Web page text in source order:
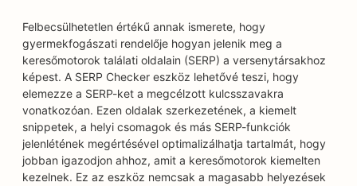
Felbecsülhetetlen értékű annak ismerete, hogy
gyermekfogászati rendelője hogyan jelenik meg a
keresőmotorok találati oldalain (SERP) a versenytársakhoz
képest. A SERP Checker eszköz lehetővé teszi, hogy
elemezze a SERP-ket a megcélzott kulcsszavakra
vonatkozóan. Ezen oldalak szerkezetének, a kiemelt
snippetek, a helyi csomagok és más SERP-funkciók
jelenlétének megértésével optimalizálhatja tartalmát, hogy
jobban igazodjon ahhoz, amit a keresőmotorok kiemelten
kezelnek. Ez az eszköz nemcsak a magasabb helyezések